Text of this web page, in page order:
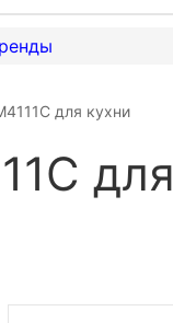
для кухни
для